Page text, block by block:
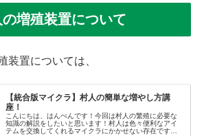
増殖装置について
装置については、
【統合版マイクラ】村人の簡単な増やし方講
座！
こんにちは、はんぺんです！今回は村人の繁殖に必要な
知識の解説をしたいと思います！村人は色々便利なアイ
テムを交換してくれるマイクラにかかせない存在です。